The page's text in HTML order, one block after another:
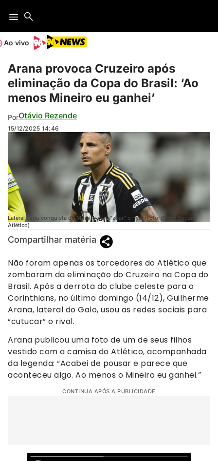
Ao vivo
Arana provoca Cruzeiro após
eliminação da Copa do Brasil: ‘Ao
menos Mineiro eu ganhei’
PorOtávio Rezende
15/12/2025 14:46
Lateral usou conquista do Mineiro para "zoar" o rival (Foto: Pedro Souza /
Atlético)
Compartilhar matéria
Não foram apenas os torcedores do Atlético que
zombaram da eliminação do Cruzeiro na Copa do
Brasil. Após a derrota do clube celeste para o
Corinthians, no último domingo (14/12), Guilherme
Arana, lateral do Galo, usou as redes sociais para
“cutucar” o rival.
Arana publicou uma foto de um de seus filhos
vestido com a camisa do Atlético, acompanhada
da legenda: “Acabei de pousar e parece que
aconteceu algo. Ao menos o Mineiro eu ganhei.”
CONTINUA APÓS A PUBLICIDADE